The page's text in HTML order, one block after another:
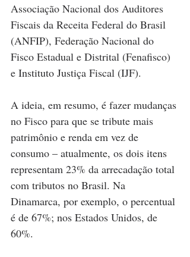
Associação Nacional dos Auditores
Fiscais da Receita Federal do Brasil
(ANFIP), Federação Nacional do
Fisco Estadual e Distrital (Fenafisco)
e Instituto Justiça Fiscal (IJF).
A ideia, em resumo, é fazer mudanças
no Fisco para que se tribute mais
patrimônio e renda em vez de
consumo – atualmente, os dois itens
representam 23% da arrecadação total
com tributos no Brasil. Na
Dinamarca, por exemplo, o percentual
é de 67%; nos Estados Unidos, de
60%.